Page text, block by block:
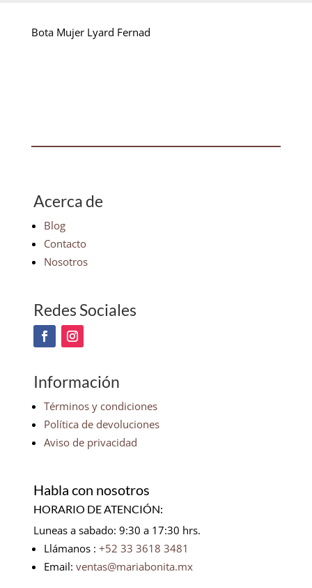
Bota Mujer Lyard Fernad
Acerca de
Blog
Contacto
Nosotros
Redes Sociales
Información
Términos y condiciones
Política de devoluciones
Aviso de privacidad
Habla con nosotros
HORARIO DE ATENCIÓN:
Luneas a sabado: 9:30 a 17:30 hrs.
Llámanos : +52 33 3618 3481
Email: ventas@mariabonita.mx